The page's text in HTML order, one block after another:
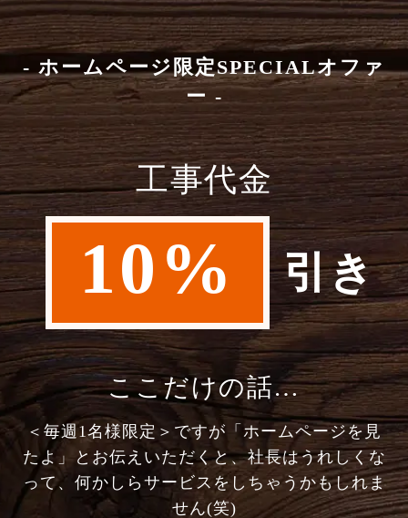
- ホームページ限定SPECIALオファ
ー -
工事代金
10% 引き
ここだけの話…
＜毎週1名様限定＞ですが「ホームページを見
たよ」とお伝えいただくと、社長はうれしくな
って、何かしらサービスをしちゃうかもしれま
せん(笑)